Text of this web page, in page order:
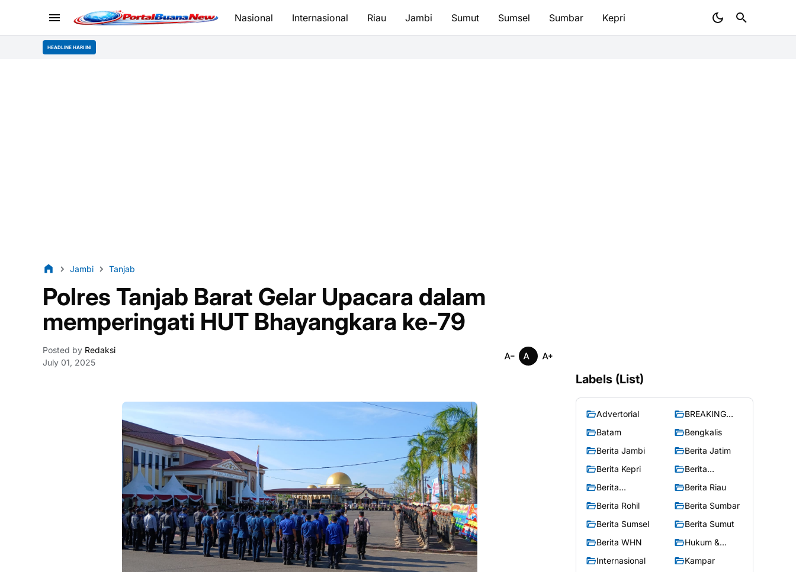
Nasional Internasional Riau Jambi Sumut Sumsel Sumbar Kepri
HEADLINE HARI INI
Jambi Tanjab
Polres Tanjab Barat Gelar Upacara dalam
memperingati HUT Bhayangkara ke-79
Posted by Redaksi
July 01, 2025
Labels (List)
Advertorial
BREAKING
Batam
Bengkalis
Berita Jambi
Berita Jatim
Berita Kepri
Berita
Berita
Berita Riau
Berita Rohil
Berita Sumbar
Berita Sumsel
Berita Sumut
Berita WHN
Hukum &
Internasional
Kampar